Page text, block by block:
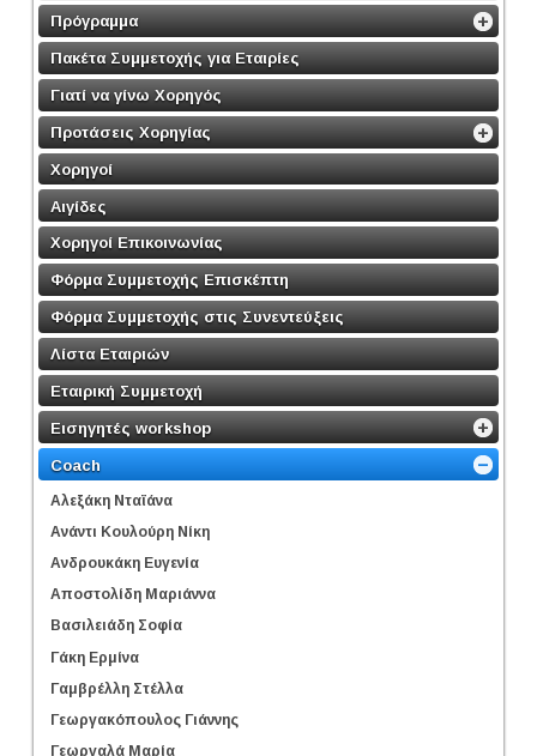
Πρόγραμμα
Πακέτα Συμμετοχής για Εταιρίες
Γιατί να γίνω Χορηγός
Προτάσεις Χορηγίας
Χορηγοί
Αιγίδες
Χορηγοί Επικοινωνίας
Φόρμα Συμμετοχής Επισκέπτη
Φόρμα Συμμετοχής στις Συνεντεύξεις
Λίστα Εταιριών
Εταιρική Συμμετοχή
Εισηγητές workshop
Coach
Αλεξάκη Νταϊάνα
Ανάντι Κουλούρη Νίκη
Ανδρουκάκη Ευγενία
Αποστολίδη Μαριάννα
Βασιλειάδη Σοφία
Γάκη Ερμίνα
Γαμβρέλλη Στέλλα
Γεωργακόπουλος Γιάννης
Γεωργαλά Μαρία